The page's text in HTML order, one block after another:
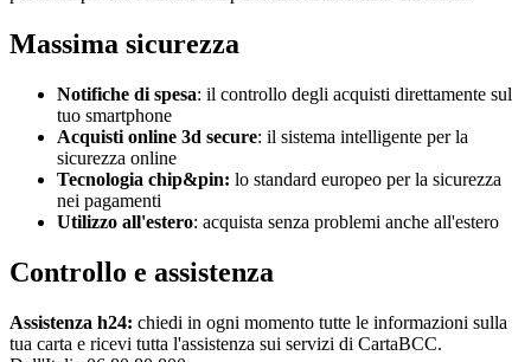
Massima sicurezza
Notifiche di spesa: il controllo degli acquisti direttamente sul
tuo smartphone
Acquisti online 3d secure: il sistema intelligente per la
sicurezza online
Tecnologia chip&pin: lo standard europeo per la sicurezza
nei pagamenti
Utilizzo all'estero: acquista senza problemi anche all'estero
Controllo e assistenza
Assistenza h24: chiedi in ogni momento tutte le informazioni sulla
tua carta e ricevi tutta l'assistenza sui servizi di CartaBCC.